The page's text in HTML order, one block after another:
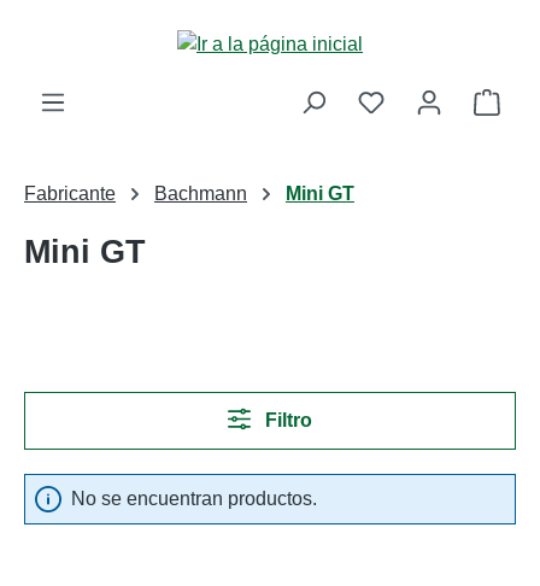
Saltar al contenido principal
La
Fabricante Bachmann Mini GT
Mini GT
Filtro
No se encuentran productos.